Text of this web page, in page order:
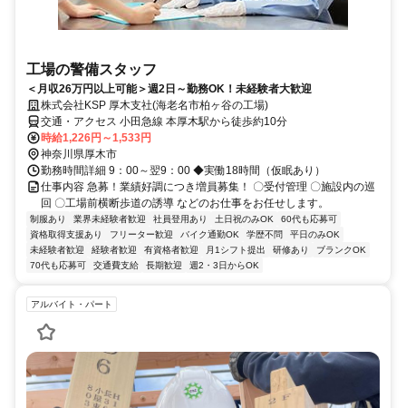
工場の警備スタッフ
＜月収26万円以上可能＞週2日～勤務OK！未経験者大歓迎
株式会社KSP 厚木支社(海老名市柏ヶ谷の工場)
交通・アクセス 小田急線 本厚木駅から徒歩約10分
時給1,226円～1,533円
神奈川県厚木市
勤務時間詳細 9：00～翌9：00 ◆実働18時間（仮眠あり）
仕事内容 急募！業績好調につき増員募集！ 〇受付管理 〇施設内の巡
回 〇工場前横断歩道の誘導 などのお仕事をお任せします。
制服あり 業界未経験者歓迎 社員登用あり 土日祝のみOK
60代も応募可
資格取得支援あり
フリーター歓迎 バイク通勤OK 学歴不問
平日のみOK
未経験者歓迎
経験者歓迎 有資格者歓迎 月1シフト提出 研修あり
ブランクOK
70代も応募可
交通費支給 長期歓迎 週2・3日からOK
アルバイト・パート